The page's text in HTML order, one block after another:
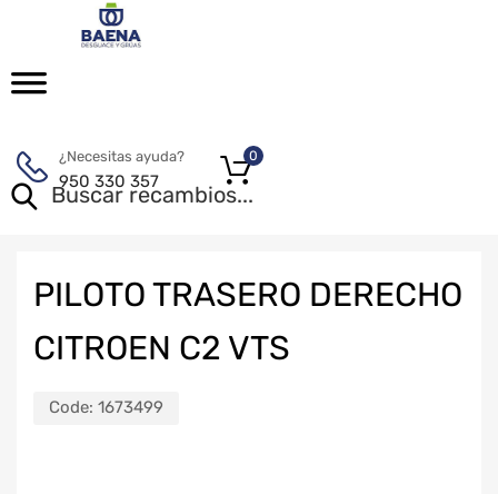
¿Necesitas ayuda?
950 330 357
0
PILOTO TRASERO DERECHO
CITROEN C2 VTS
Code: 1673499